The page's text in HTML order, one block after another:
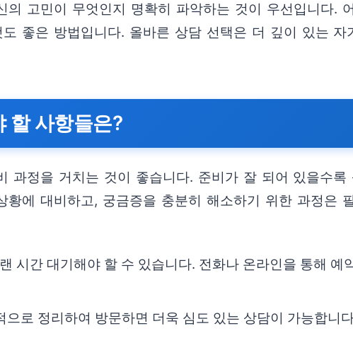
고민이 무엇인지 명확히 파악하는 것이 우선입니다.
좋은 방법입니다. 올바른 상담 선택은 더 깊이 있는 자
할 사항들은?
과정을 거치는 것이 좋습니다. 준비가 잘 되어 있을수
에 대비하고, 궁금증을 충분히 해소하기 위한 과정은
시간 대기해야 할 수 있습니다. 전화나 온라인을 통해 예
로 정리하여 방문하면 더욱 심도 있는 상담이 가능합니